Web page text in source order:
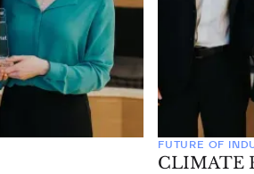
FUTURE OF
CLIMATE